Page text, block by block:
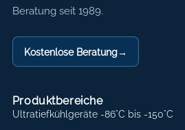
Beratung seit 1989.
Kostenlose Beratung→
Produktbereiche
Ultratiefkühlgeräte -86°C bis -150°C